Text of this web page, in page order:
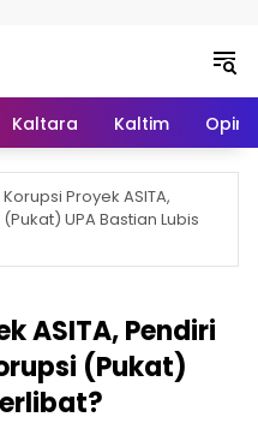
Kaltara Kaltim Opini
Proyek ASITA,
UPA Bastian Lubis
ASITA, Pendiri
(Pukat)